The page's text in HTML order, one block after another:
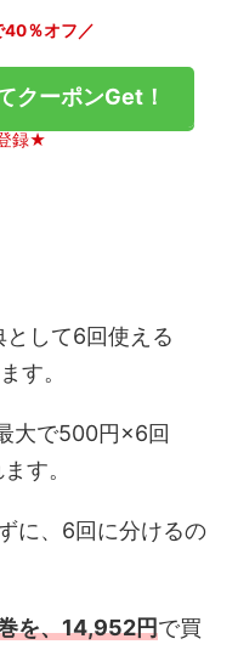
40％オフ／
クーポンGet！
録★
して6回使える
す。
大で500円×6回
す。
に、6回に分けるの
を、14,952円で買